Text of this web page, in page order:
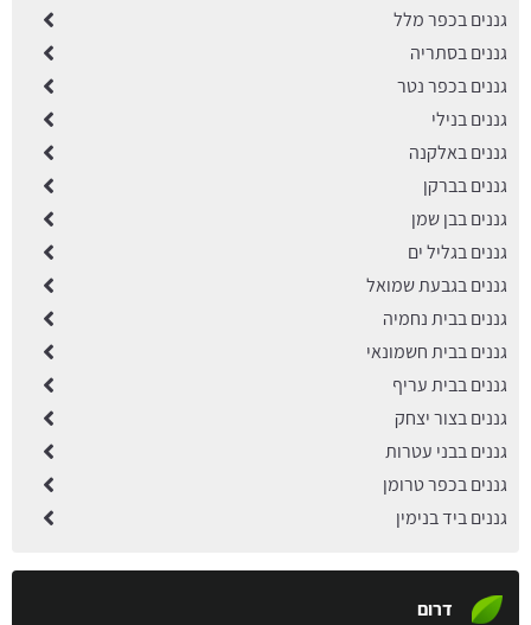
גננים בכפר מלל
גננים בסתריה
גננים בכפר נטר
גננים בנילי
גננים באלקנה
גננים בברקן
גננים בבן שמן
גננים בגליל ים
גננים בגבעת שמואל
גננים בבית נחמיה
גננים בבית חשמונאי
גננים בבית עריף
גננים בצור יצחק
גננים בבני עטרות
גננים בכפר טרומן
גננים ביד בנימין
דרום